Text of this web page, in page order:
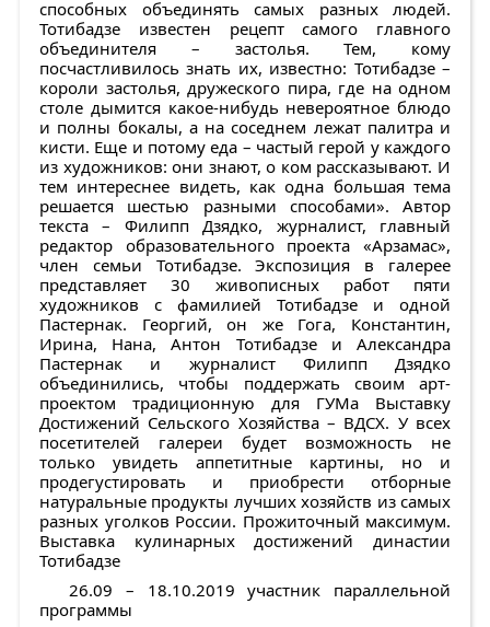
способных объединять самых разных людей.
Тотибадзе известен рецепт самого главного
объединителя – застолья. Тем, кому
посчастливилось знать их, известно: Тотибадзе –
короли застолья, дружеского пира, где на одном
столе дымится какое-нибудь невероятное блюдо
и полны бокалы, а на соседнем лежат палитра и
кисти. Еще и потому еда – частый герой у каждого
из художников: они знают, о ком рассказывают. И
тем интереснее видеть, как одна большая тема
решается шестью разными способами». Автор
текста – Филипп Дзядко, журналист, главный
редактор образовательного проекта «Арзамас»,
член семьи Тотибадзе. Экспозиция в галерее
представляет 30 живописных работ пяти
художников с фамилией Тотибадзе и одной
Пастернак. Георгий, он же Гога, Константин,
Ирина, Нана, Антон Тотибадзе и Александра
Пастернак и журналист Филипп Дзядко
объединились, чтобы поддержать своим арт-
проектом традиционную для ГУМа Выставку
Достижений Сельского Хозяйства – ВДСХ. У всех
посетителей галереи будет возможность не
только увидеть аппетитные картины, но и
продегустировать и приобрести отборные
натуральные продукты лучших хозяйств из самых
разных уголков России. Прожиточный максимум.
Выставка кулинарных достижений династии
Тотибадзе
26.09 – 18.10.2019 участник параллельной
программы